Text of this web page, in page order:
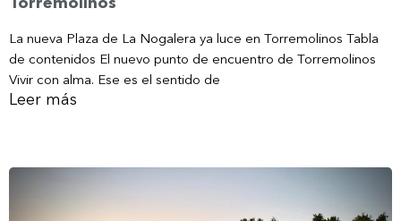
La nueva Plaza de La Nogalera ya luce en Torremolinos Tabla
de contenidos El nuevo punto de encuentro de Torremolinos
Vivir con alma. Ese es el sentido de
Leer más